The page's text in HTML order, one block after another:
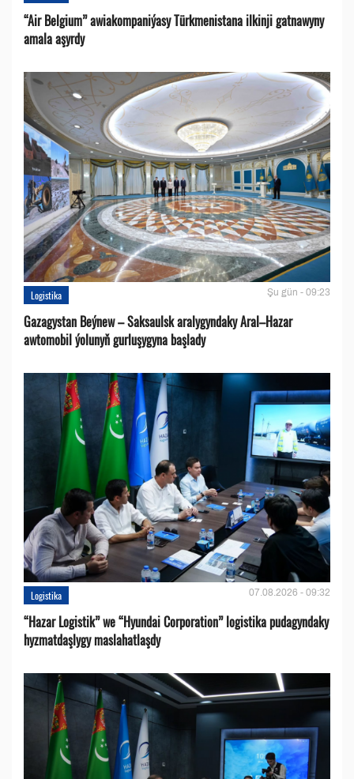
“Air Belgium” awiakompaniýasy Türkmenistana ilkinji gatnawyny
amala aşyrdy
Logistika Şu gün - 09:23
Gazagystan Beýnew – Saksaulsk aralygyndaky Aral–Hazar
awtomobil ýolunyň gurluşygyna başlady
Logistika 07.08.2026 - 09:32
“Hazar Logistik” we “Hyundai Corporation” logistika pudagyndaky
hyzmatdaşlygy maslahatlaşdy